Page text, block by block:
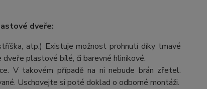
dveře:
atp.) Existuje možnost prohnutí díky tmavé
plastové bílé, či barevné hliníkové.
V takovém případě na ni nebude brán zřetel.
Uschovejte si poté doklad o odborné montáži.